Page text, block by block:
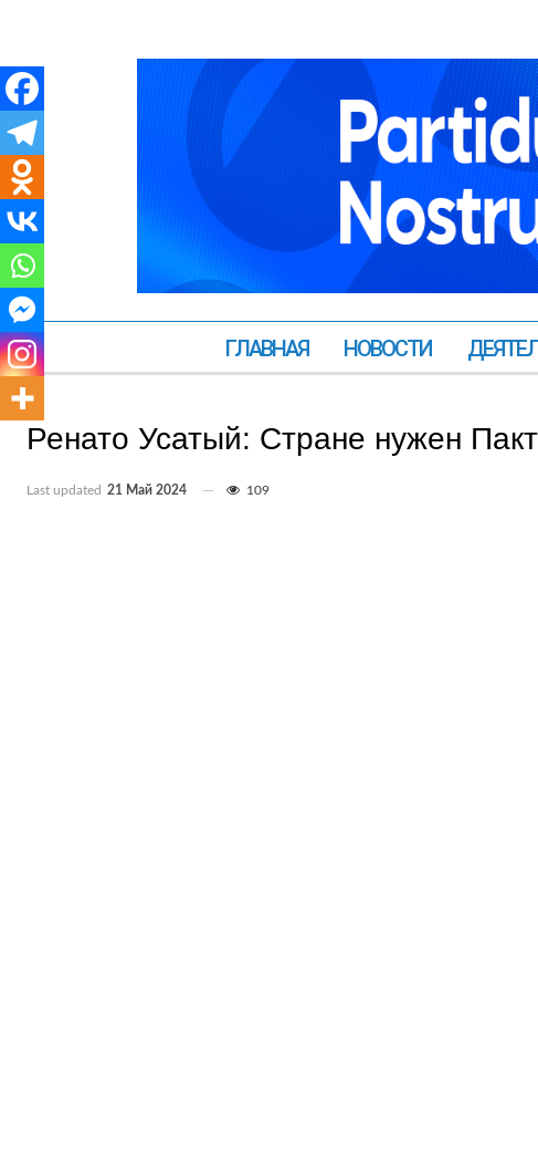
ГЛАВНАЯ НОВОСТИ
Ренато Усатый: Стране нужен
Last updated 21 Май 2024 109